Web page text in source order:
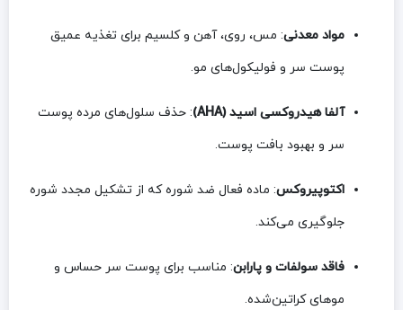
مواد معدنی: مس، روی، آهن و کلسیم برای تغذیه عمیق
پوست سر و فولیکول‌های مو.
آلفا هیدروکسی اسید (AHA)
: حذف سلول‌های مرده پوست
سر و بهبود بافت پوست.
اکتوپیروکس: ماده فعال ضد شوره که از تشکیل مجدد شوره
جلوگیری می‌کند.
فاقد سولفات و پارابن: مناسب برای پوست سر حساس و
موهای کراتین‌شده.